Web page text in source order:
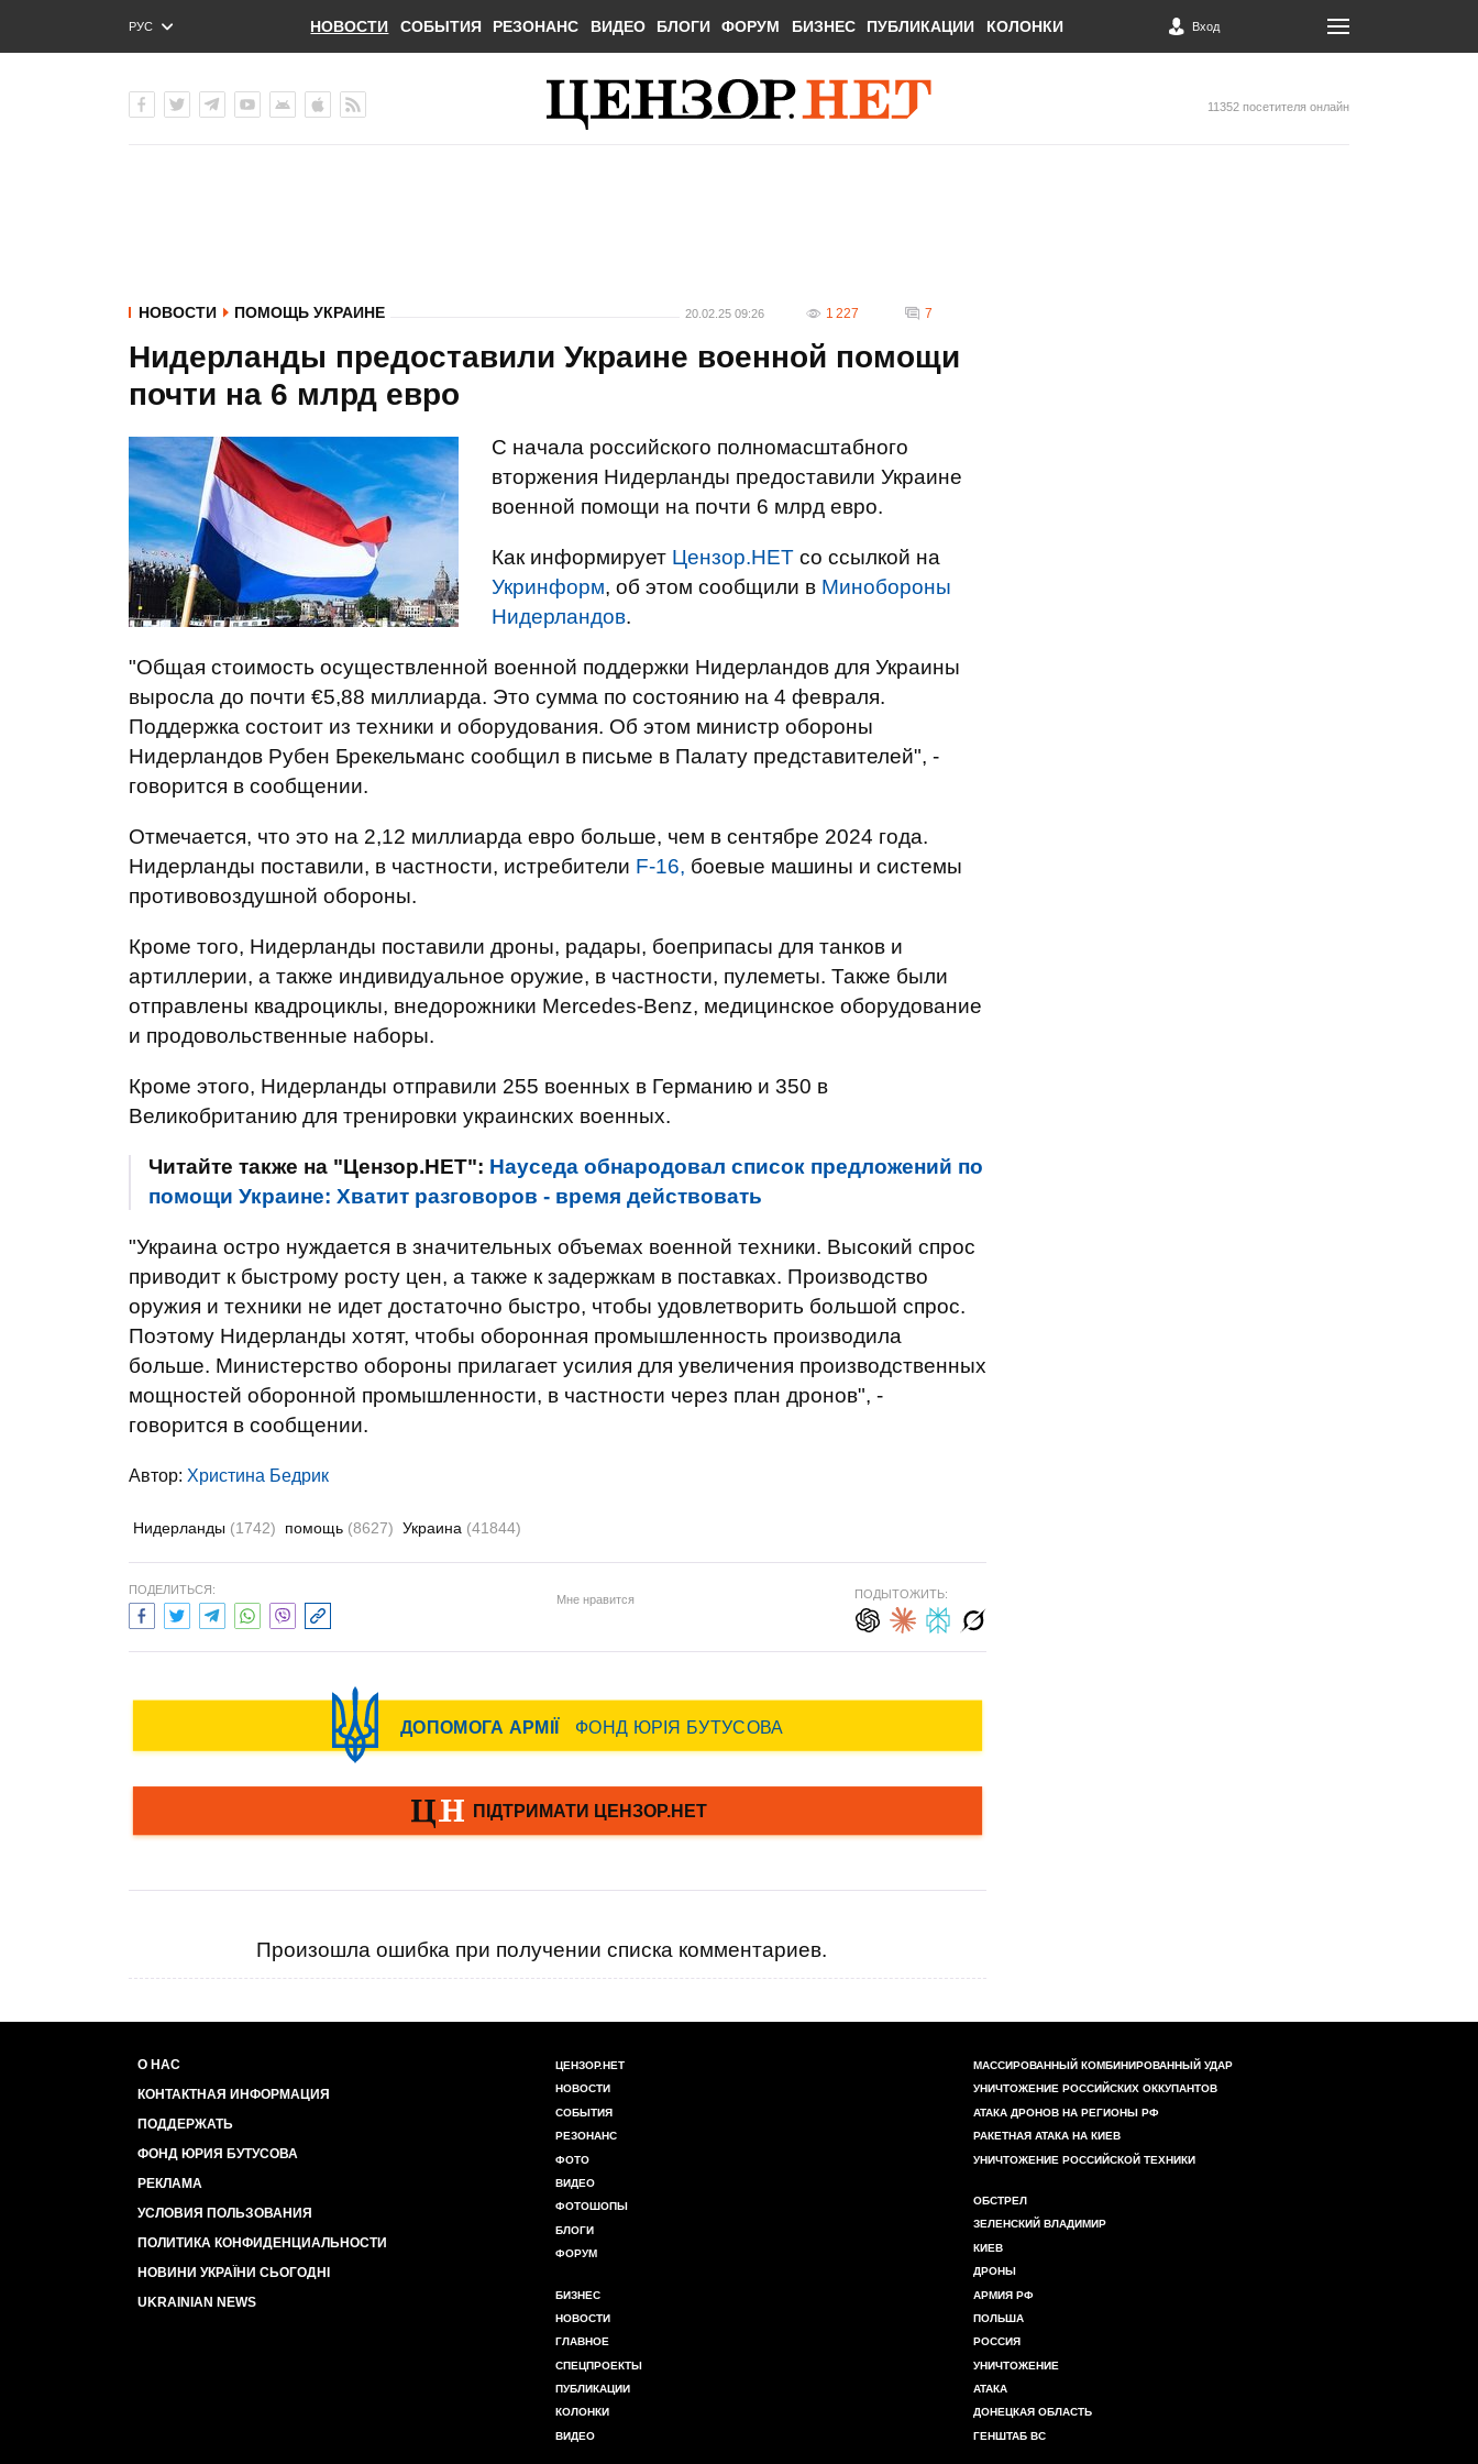
РУС
ENG
НОВОСТИ СОБЫТИЯ РЕЗОНАНС ВИДЕО БЛОГИ ФОРУМ БИЗНЕС ПУБЛИКАЦИИ КОЛОНКИ Вход
11352 посетителя онлайн
НОВОСТИ ПОМОЩЬ УКРАИНЕ 20.02.25 09:26 1 227 7
Нидерланды предоставили Украине военной помощи
почти на 6 млрд евро
С начала российского полномасштабного
вторжения Нидерланды предоставили Украине
военной помощи на почти 6 млрд евро.
Как информирует Цензор.НЕТ со ссылкой на
Укринформ, об этом сообщили в Минобороны
Нидерландов.
"Общая стоимость осуществленной военной поддержки Нидерландов для Украины
выросла до почти €5,88 миллиарда. Это сумма по состоянию на 4 февраля.
Поддержка состоит из техники и оборудования. Об этом министр обороны
Нидерландов Рубен Брекельманс сообщил в письме в Палату представителей", -
говорится в сообщении.
Отмечается, что это на 2,12 миллиарда евро больше, чем в сентябре 2024 года.
Нидерланды поставили, в частности, истребители F-16, боевые машины и системы
противовоздушной обороны.
Кроме того, Нидерланды поставили дроны, радары, боеприпасы для танков и
артиллерии, а также индивидуальное оружие, в частности, пулеметы. Также были
отправлены квадроциклы, внедорожники Mercedes-Benz, медицинское оборудование
и продовольственные наборы.
Кроме этого, Нидерланды отправили 255 военных в Германию и 350 в
Великобританию для тренировки украинских военных.
Читайте также на "Цензор.НЕТ": Науседа обнародовал список предложений по
помощи Украине: Хватит разговоров - время действовать
"Украина остро нуждается в значительных объемах военной техники. Высокий спрос
приводит к быстрому росту цен, а также к задержкам в поставках. Производство
оружия и техники не идет достаточно быстро, чтобы удовлетворить большой спрос.
Поэтому Нидерланды хотят, чтобы оборонная промышленность производила
больше. Министерство обороны прилагает усилия для увеличения производственных
мощностей оборонной промышленности, в частности через план дронов", -
говорится в сообщении.
Автор: Христина Бедрик
Нидерланды (1742) помощь (8627) Украина (41844)
ПОДЕЛИТЬСЯ:
Мне нравится ПОДЫТОЖИТЬ:
Произошла ошибка при получении списка комментариев.
О НАС
КОНТАКТНАЯ ИНФОРМАЦИЯ
ПОДДЕРЖАТЬ
ФОНД ЮРИЯ БУТУСОВА
РЕКЛАМА
УСЛОВИЯ ПОЛЬЗОВАНИЯ
ПОЛИТИКА КОНФИДЕНЦИАЛЬНОСТИ
НОВИНИ УКРАЇНИ СЬОГОДНІ
UKRAINIAN NEWS
ЦЕНЗОР.НЕТ
НОВОСТИ
СОБЫТИЯ
РЕЗОНАНС
ФОТО
ВИДЕО
ФОТОШОПЫ
БЛОГИ
ФОРУМ
БИЗНЕС
НОВОСТИ
ГЛАВНОЕ
СПЕЦПРОЕКТЫ
ПУБЛИКАЦИИ
КОЛОНКИ
ВИДЕО
МАССИРОВАННЫЙ КОМБИНИРОВАННЫЙ УДАР
УНИЧТОЖЕНИЕ РОССИЙСКИХ ОККУПАНТОВ
АТАКА ДРОНОВ НА РЕГИОНЫ РФ
РАКЕТНАЯ АТАКА НА КИЕВ
УНИЧТОЖЕНИЕ РОССИЙСКОЙ ТЕХНИКИ
ОБСТРЕЛ
ЗЕЛЕНСКИЙ ВЛАДИМИР
КИЕВ
ДРОНЫ
АРМИЯ РФ
ПОЛЬША
РОССИЯ
УНИЧТОЖЕНИЕ
АТАКА
ДОНЕЦКАЯ ОБЛАСТЬ
ГЕНШТАБ ВС